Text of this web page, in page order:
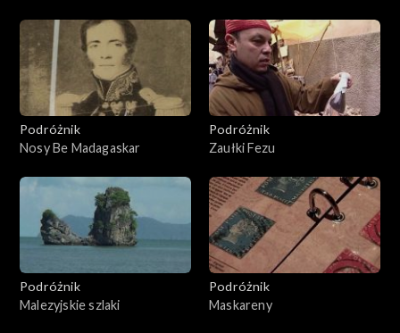
Podróżnik
Nosy Be Madagaskar
Podróżnik
Zaułki Fezu
Podróżnik
Malezyjskie szlaki
Podróżnik
Maskareny